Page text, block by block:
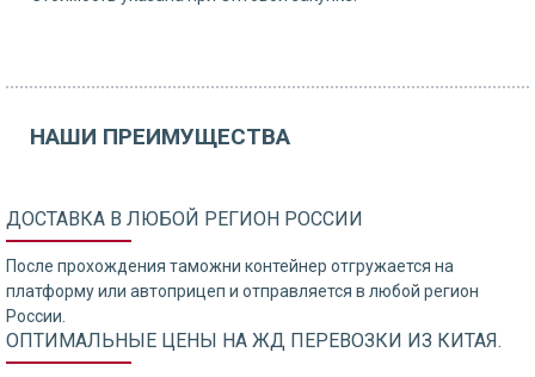
НАШИ ПРЕИМУЩЕСТВА
ДОСТАВКА В ЛЮБОЙ РЕГИОН РОССИИ
После прохождения таможни контейнер отгружается на
платформу или автоприцеп и отправляется в любой регион
России.
ОПТИМАЛЬНЫЕ ЦЕНЫ НА ЖД ПЕРЕВОЗКИ ИЗ КИТАЯ.